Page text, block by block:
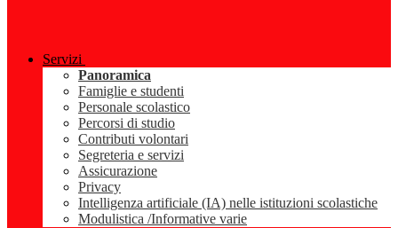
Servizi
Panoramica
Famiglie e studenti
Personale scolastico
Percorsi di studio
Contributi volontari
Segreteria e servizi
Assicurazione
Privacy
Intelligenza artificiale (IA) nelle istituzioni scolastiche
Modulistica /Informative varie